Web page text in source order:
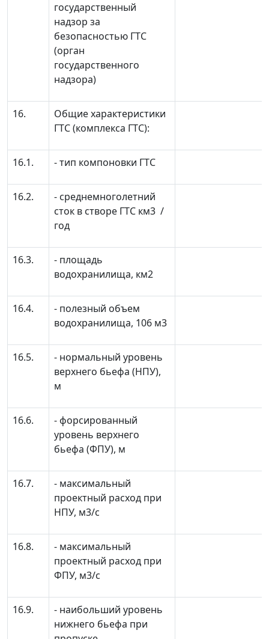
государственный
надзор за
безопасностью ГТС
(орган
государственного
надзора)
16.
Общие характеристики
ГТС (комплекса ГТС):
16.1. - тип компоновки ГТС
16.2.
- среднемноголетний
сток в створе ГТС км3 /
год
16.3.
- площадь
водохранилища, км2
16.4.
- полезный объем
водохранилища, 106 м3
16.5.
- нормальный уровень
верхнего бьефа (НПУ),
м
16.6.
- форсированный
уровень верхнего
бьефа (ФПУ), м
16.7.
- максимальный
проектный расход при
НПУ, м3/с
16.8.
- максимальный
проектный расход при
ФПУ, м3/c
16.9.
- наибольший уровень
нижнего бьефа при